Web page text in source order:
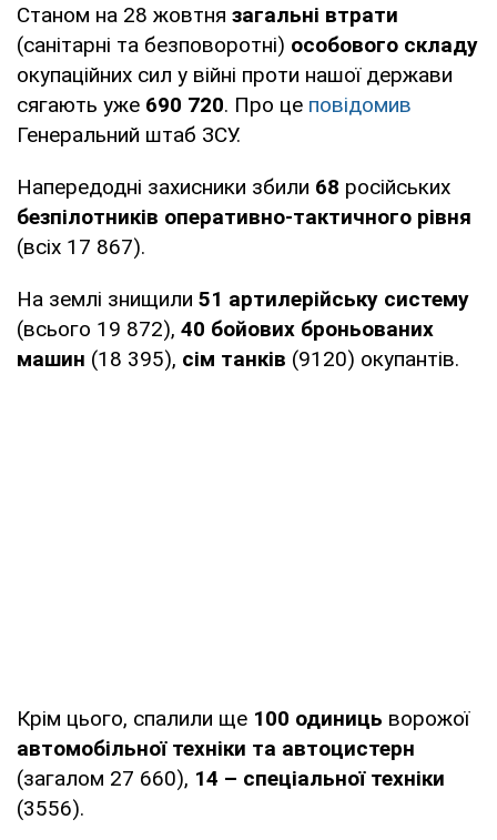
Станом на 28 жовтня загальні втрати
(санітарні та безповоротні) особового складу
окупаційних сил у війні проти нашої держави
сягають уже 690 720. Про це повідомив
Генеральний штаб ЗСУ.
Напередодні захисники збили 68 російських
безпілотників оперативно-тактичного рівня
(всіх 17 867).
На землі знищили 51 артилерійську систему
(всього 19 872), 40 бойових броньованих
машин (18 395), сім танків (9120) окупантів.
Крім цього, спалили ще 100 одиниць ворожої
автомобільної техніки та автоцистерн
(загалом 27 660), 14 – спеціальної техніки
(3556).